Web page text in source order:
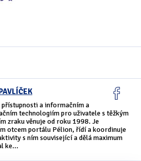
(566)
(515)
přístupnosti a informačním a
technologiím pro uživatele s těžkým
zraku věnuje od roku 1998. Je
otcem portálu Pélion, řídí a koordinuje
s ním související a dělá maximum
ke...